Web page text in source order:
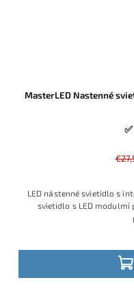
MasterLED Nastenné
LED nástenné svietidlo s
svietidlo s LED modulmi